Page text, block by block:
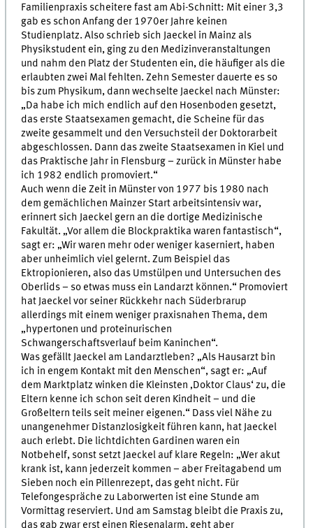
Familienpraxis scheitere fast am Abi-Schnitt: Mit einer 3,3
gab es schon Anfang der 1970er Jahre keinen
Studienplatz. Also schrieb sich Jaeckel in Mainz als
Physikstudent ein, ging zu den Medizinveranstaltungen
und nahm den Platz der Studenten ein, die häufiger als die
erlaubten zwei Mal fehlten. Zehn Semester dauerte es so
bis zum Physikum, dann wechselte Jaeckel nach Münster:
„Da habe ich mich endlich auf den Hosenboden gesetzt,
das erste Staatsexamen gemacht, die Scheine für das
zweite gesammelt und den Versuchsteil der Doktorarbeit
abgeschlossen. Dann das zweite Staatsexamen in Kiel und
das Praktische Jahr in Flensburg – zurück in Münster habe
ich 1982 endlich promoviert.“
Auch wenn die Zeit in Münster von 1977 bis 1980 nach
dem gemächlichen Mainzer Start arbeitsintensiv war,
erinnert sich Jaeckel gern an die dortige Medizinische
Fakultät. „Vor allem die Blockpraktika waren fantastisch“,
sagt er: „Wir waren mehr oder weniger kaserniert, haben
aber unheimlich viel gelernt. Zum Beispiel das
Ektropionieren, also das Umstülpen und Untersuchen des
Oberlids – so etwas muss ein Landarzt können.“ Promoviert
hat Jaeckel vor seiner Rückkehr nach Süderbrarup
allerdings mit einem weniger praxisnahen Thema, dem
„hypertonen und proteinurischen
Schwangerschaftsverlauf beim Kaninchen“.
Was gefällt Jaeckel am Landarztleben? „Als Hausarzt bin
ich in engem Kontakt mit den Menschen“, sagt er: „Auf
dem Marktplatz winken die Kleinsten ‚Doktor Claus‘ zu, die
Eltern kenne ich schon seit deren Kindheit – und die
Großeltern teils seit meiner eigenen.“ Dass viel Nähe zu
unangenehmer Distanzlosigkeit führen kann, hat Jaeckel
auch erlebt. Die lichtdichten Gardinen waren ein
Notbehelf, sonst setzt Jaeckel auf klare Regeln: „Wer akut
krank ist, kann jederzeit kommen – aber Freitagabend um
Sieben noch ein Pillenrezept, das geht nicht. Für
Telefongespräche zu Laborwerten ist eine Stunde am
Vormittag reserviert. Und am Samstag bleibt die Praxis zu,
das gab zwar erst einen Riesenalarm, geht aber